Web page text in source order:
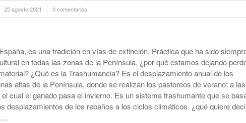
25 agosto 2021 0 comentarios
es una tradición en vías de extinción. Práctica que ha sido
en todas las zonas de la Península, ¿por qué estamos dejando
¿Qué es la Trashumancia? Es el desplazamiento anual de los
altas de la Península, donde se realizan los pastoreos de verano; a las
cual el ganado pasa el invierno. Es un sistema trashumante que se
desplazamientos de los rebaños a los ciclos climáticos. ¿qué quiere
…